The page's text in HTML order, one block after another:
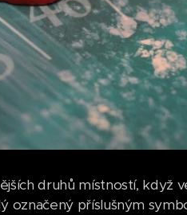
druhů místností, když
označený příslušným